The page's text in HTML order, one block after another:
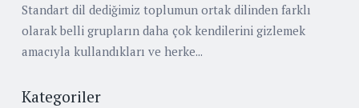
Standart dil dediğimiz toplumun ortak dilinden farklı
olarak belli grupların daha çok kendilerini gizlemek
amacıyla kullandıkları ve herke...
Kategoriler